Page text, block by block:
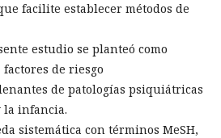
facilite establecer métodos de
estudio se planteó como
de riesgo
de patologías psiquiátricas
la infancia.
sistemática con términos MeSH,